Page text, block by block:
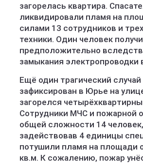
загорелась квартира.
ликвидировали пламя на
силами 13 сотрудников и
техники. Один человек
предположительно
замыкания электропроводки
Ещё один трагический случай
зафиксирован в Юрье на
загорелся
Сотрудники МЧС и пожарной
общей сложности 14 человек,
задействовав 4 единицы
потушили пламя на площади
кв.м. К сожалению, пожар